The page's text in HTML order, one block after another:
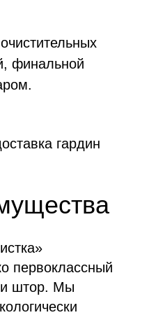
финальной
гардин
первоклассный
штор. Мы